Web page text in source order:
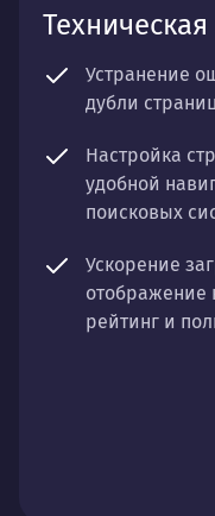
Устранение
дубли
Настройка
удобной
поисковых
Ускорение
отображение
рейтинг и